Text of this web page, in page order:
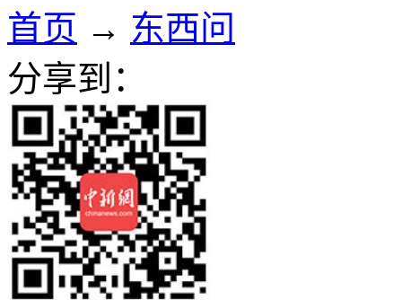
首页 → 东西问
分享到：